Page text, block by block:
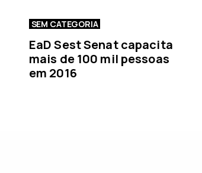
c
a
SEM CATEGORIA
EaD Sest Senat capacita
mais de 100 mil pessoas
em 2016